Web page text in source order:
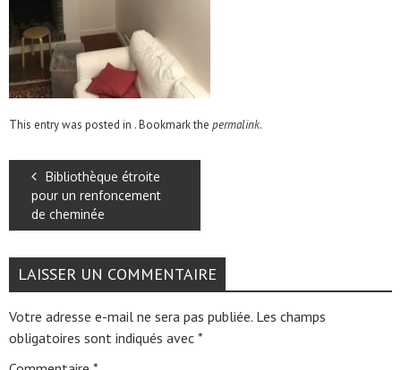
This entry was posted in . Bookmark the permalink.
Bibliothèque étroite
pour un renfoncement
de cheminée
LAISSER UN COMMENTAIRE
Votre adresse e-mail ne sera pas publiée. Les champs
obligatoires sont indiqués avec *